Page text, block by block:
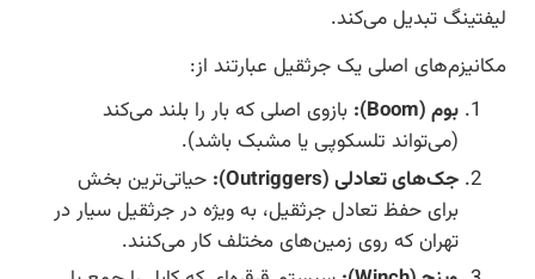
لیفتینگ تبدیل می‌کند.
مکانیزم‌های اصلی یک جرثقیل عبارتند از:
بوم (Boom):
بازوی اصلی که بار را بلند می‌کند
(می‌تواند تلسکوپی یا مشبک باشد).
جک‌های تعادلی (Outriggers):
حیاتی‌ترین بخش
برای حفظ تعادل جرثقیل، به ویژه در جرثقیل سیار در
تهران که روی زمین‌های مختلف کار می‌کنند.